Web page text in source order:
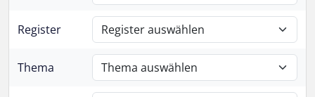
Register
Thema